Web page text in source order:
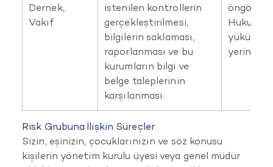
Dernek,
Vakıf
istenilen kontrollerin
gerçekleştirilmesi,
bilgilerin saklaması,
raporlanması ve bu
kurumların bilgi ve
belge taleplerinin
karşılanması.
Hukuki
yerine
Risk Grubuna İlişkin Süreçler
Sizin, eşinizin, çocuklarınızın ve söz konusu
kişilerin yönetim kurulu üyesi veya genel müdür